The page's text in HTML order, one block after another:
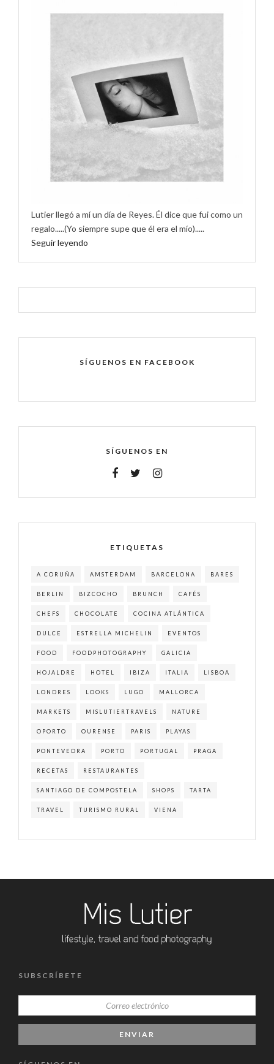
Lutier llegó a mí un día de Reyes. Él dice que fui como un
regalo.....(Yo siempre supe que él era el mío).....
Seguir leyendo
SÍGUENOS EN FACEBOOK
SÍGUENOS EN
ETIQUETAS
A CORUÑA AMSTERDAM BARCELONA BARES
BERLIN BIZCOCHO BRUNCH CAFÉS
CHEFS CHOCOLATE COCINA ATLÁNTICA
DULCE ESTRELLA MICHELIN EVENTOS
FOOD FOODPHOTOGRAPHY GALICIA
HOJALDRE HOTEL IBIZA ITALIA LISBOA
LONDRES LOOKS LUGO MALLORCA
MARKETS MISLUTIERTRAVELS NATURE
OPORTO OURENSE PARIS PLAYAS
PONTEVEDRA PORTO PORTUGAL PRAGA
RECETAS RESTAURANTES
SANTIAGO DE COMPOSTELA SHOPS TARTA
TRAVEL TURISMO RURAL VIENA
SUBSCRÍBETE